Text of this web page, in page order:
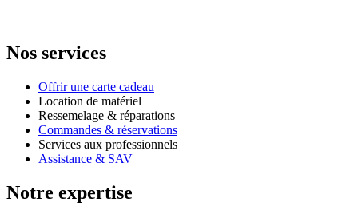
Nos services
Offrir une carte cadeau
Location de matériel
Ressemelage & réparations
Commandes & réservations
Services aux professionnels
Assistance & SAV
Notre expertise